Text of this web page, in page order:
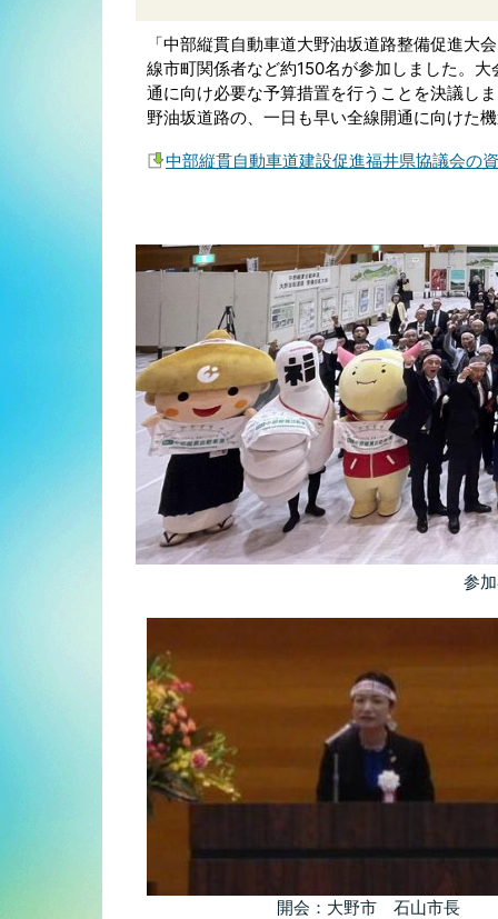
「中部縦貫自動車道大野油坂道路整備促進大
線市町関係者など約150名が参加しました。
通に向け必要な予算措置を行うことを決議し
野油坂道路の、一日も早い全線開通に向けた
中部縦貫自動車道建設促進福井県協議会の
参
開会：大野市 石山市長